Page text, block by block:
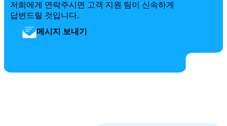
저희에게 연락주시면 고객 지원 팀이 신속하게
답변드릴 것입니다.
메시지 보내기